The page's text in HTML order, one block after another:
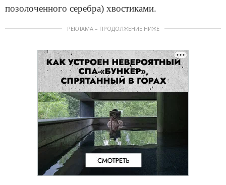
позолоченного серебра) хвостиками.
РЕКЛАМА – ПРОДОЛЖЕНИЕ НИЖЕ